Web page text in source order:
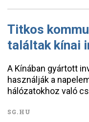
Titkos
találtak kínai
A Kínában gyártott
használják a
hálózatokhoz való
SG.HU